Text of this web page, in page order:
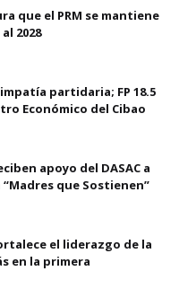
que el PRM se mantiene
2028
partidaria; FP 18.5
Económico del Cibao
apoyo del DASAC a
que Sostienen”
el liderazgo de la
en la primera